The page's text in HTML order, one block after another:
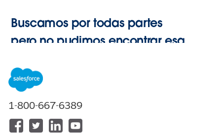
Buscamos por todas partes
pero no pudimos encontrar esa
1-800-667-6389